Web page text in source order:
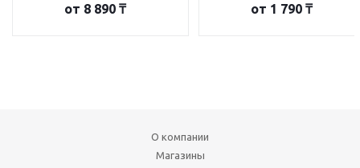
от 8 890 ₸ от 1 790 ₸
О компании
Магазины